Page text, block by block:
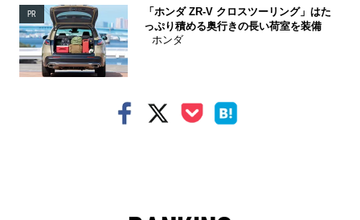
PR
「ホンダ ZR-V クロスツーリング」はた
っぷり積める奥行きの長い荷室を装備
ホンダ